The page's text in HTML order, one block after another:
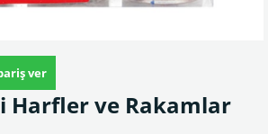
ver
Harfler ve Rakamlar